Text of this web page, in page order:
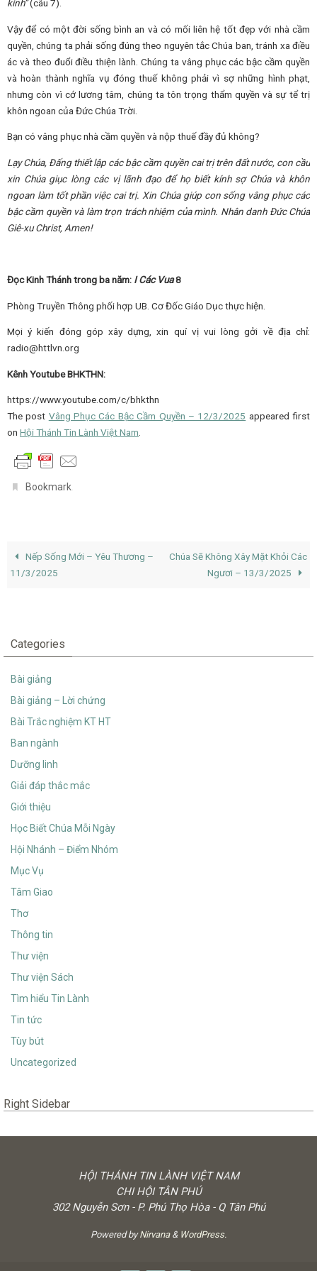
kính”(câu 7).
Vậy để có một đời sống bình an và có mối liên hệ tốt đẹp với nhà cầm
quyền, chúng ta phải sống đúng theo nguyên tắc Chúa ban, tránh xa điều
ác và theo đuổi điều thiện lành. Chúng ta vâng phục các bậc cầm quyền
và hoàn thành nghĩa vụ đóng thuế không phải vì sợ những hình phạt,
nhưng còn vì cớ lương tâm, chúng ta tôn trọng thẩm quyền và sự tể trị
khôn ngoan của Đức Chúa Trời.
Bạn có vâng phục nhà cầm quyền và nộp thuế đầy đủ không?
Lạy Chúa, Đấng thiếtlập cácbậc cầm quyền cai trị trên đất nước, con cầu
xin Chúa giục lòng các vị lãnh đạo để họ biết kính sợ Chúa và khôn
ngoan làm tốt phần việc cai trị. Xin Chúagiúp con sống vâng phụccác
bậc cầm quyền và làm trọn trách nhiệm của mình. Nhân danh Đức Chúa
Giê-xu Christ, Amen!
Đọc Kinh Thánh trong ba năm: I Các Vua8
Phòng Truyền Thông phối hợp UB. Cơ Đốc Giáo Dục thực hiện.
Mọi ý kiến đóng góp xây dựng, xin quí vị vui lòng gởi về địa chỉ:
radio@httlvn.org
Kênh Youtube BHKTHN:
https://www.youtube.com/c/bhkthn
The post Vâng Phục Các Bậc Cầm Quyền – 12/3/2025 appeared first
on Hội Thánh Tin Lành Việt Nam.
Bookmark.
Nếp Sống Mới – Yêu Thương –
11/3/2025
Chúa Sẽ Không Xây Mặt Khỏi Các
Ngươi – 13/3/2025
Categories
Bài giảng
Bài giảng – Lời chứng
Bài Trắc nghiệm KT HT
Ban ngành
Dưỡng linh
Giải đáp thắc mắc
Giới thiệu
Học Biết Chúa Mỗi Ngày
Hội Nhánh – Điểm Nhóm
Mục Vụ
Tâm Giao
Thơ
Thông tin
Thư viện
Thư viện Sách
Tìm hiểu Tin Lành
Tin tức
Tùy bút
Uncategorized
Right Sidebar
HỘI THÁNH TIN LÀNH VIỆT NAM
CHI HỘI TÂN PHÚ
302 Nguyễn Sơn - P. Phú Thọ Hòa - Q Tân Phú
Powered byNirvana& WordPress.